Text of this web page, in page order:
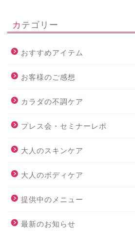
カテゴリー
おすすめアイテム
お客様のご感想
カラダの不調ケア
プレス会・セミナーレポ
大人のスキンケア
大人のボディケア
提供中のメニュー
最新のお知らせ